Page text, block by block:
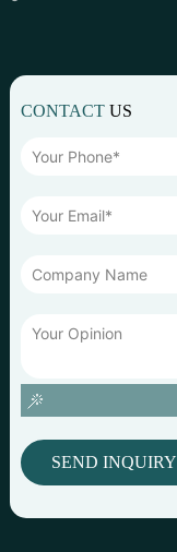
CONTACTUS
SEND INQUIRY